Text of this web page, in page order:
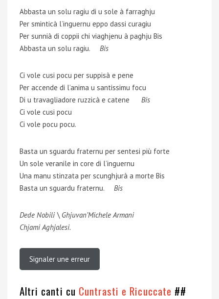
Abbasta un solu ragiu di u sole à farraghju
Per sminticà l’inguernu eppo dassi curagiu
Per sunnià di coppii chi viaghjenu à paghju Bis
Abbasta un solu ragiu. Bis
Ci vole cusi pocu per suppisà e pene
Per accende di l’anima u santissimu focu
Di u travagliadore ruzzicà e catene Bis
Ci vole cusi pocu
Ci vole pocu pocu.
Basta un sguardu fraternu per sentesi più forte
Un sole veranile in core di l’inguernu
Una manu stinzata per scunghjurà a morte Bis
Basta un sguardu fraternu. Bis
Dede Nobili \ Ghjuvan’Michele Armani
Chjami Aghjalesi.
Signaler une erreur
Altri canti cu Cuntrasti e Ricuccate ##